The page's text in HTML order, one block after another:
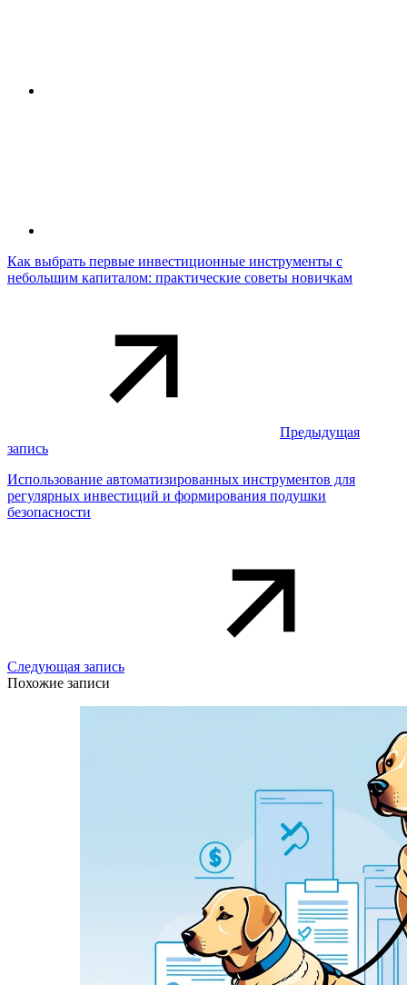
Как выбрать первые инвестиционные инструменты с
небольшим капиталом: практические советы новичкам
Предыдущая
запись
Использование автоматизированных инструментов для
регулярных инвестиций и формирования подушки
безопасности
Следующая запись
Похожие записи